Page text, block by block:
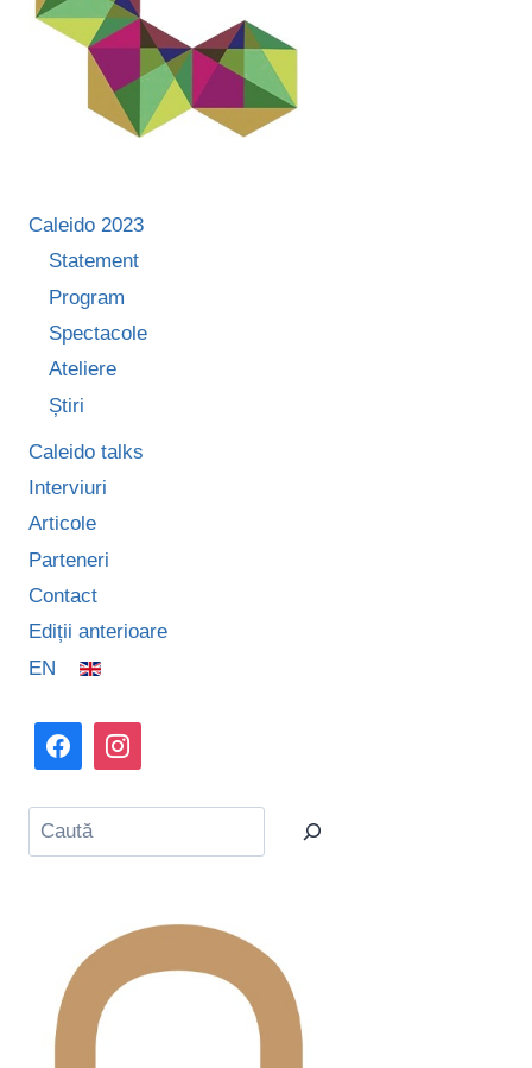
EI
POTENȚIALĂ
ÎN
FAVOAREA
UNEI
Caleido 2023
Statement
Program
Spectacole
Ateliere
Știri
Caleido talks
Interviuri
Articole
Parteneri
Contact
Ediții anterioare
EN
Caută